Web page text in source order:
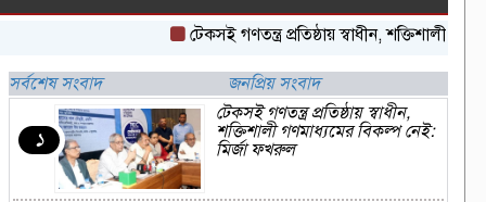
টেকসই গণতন্ত্র প্রতিষ্ঠায় স্বাধীন, শক্তিশালী
সর্বশেষ সংবাদ জনপ্রিয় সংবাদ
১
টেকসই গণতন্ত্র প্রতিষ্ঠায় স্বাধীন,
শক্তিশালী গণমাধ্যমের বিকল্প নেই:
মির্জা ফখরুল